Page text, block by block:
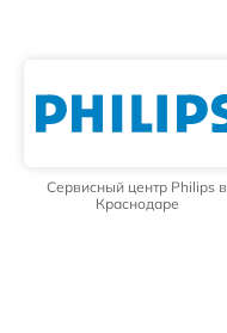
Сервисный центр Philips в
Краснодаре